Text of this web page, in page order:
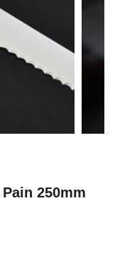
250mm